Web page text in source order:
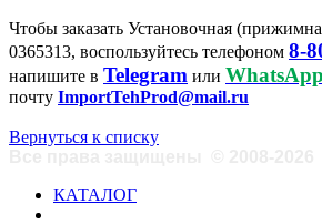
Чтобы заказать Установочная
0365313, воспользуйтесь телефоном 8-
напишите в Telegram или WhatsApp
почту ImportTehProd@mail.ru
Вернуться к списку
КАТАЛОГ